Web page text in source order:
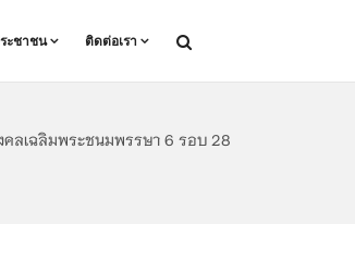
ะชาชน ติดต่อเรา
คลเฉลิมพระชนมพรรษา 6 รอบ 28